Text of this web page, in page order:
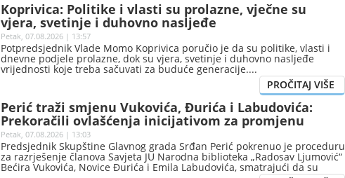
Koprivica: Politike i vlasti su prolazne, vječne su
vjera, svetinje i duhovno nasljeđe
Petak, 07.08.2026 | 13:57
Potpredsjednik Vlade Momo Koprivica poručio je da su politike, vlasti i
dnevne podjele prolazne, dok su vjera, svetinje i duhovno nasljeđe
vrijednosti koje treba sačuvati za buduće generacije.
Perić traži smjenu Vukovića, Đurića i Labudovića:
Prekoračili ovlašćenja inicijativom za promjenu
naziva NB
Petak, 07.08.2026 | 13:03
Predsjednik Skupštine Glavnog grada Srđan Perić pokrenuo je proceduru
za razrješenje članova Savjeta JU Narodna biblioteka „Radosav Ljumović“
Bećira Vukovića, Novice Đurića i Emila Labudovića, smatrajući da su